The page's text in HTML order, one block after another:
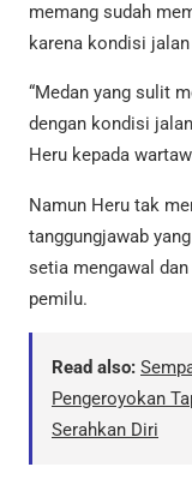
memang sudah
karena kondisi
“Medan yang sulit
dengan kondisi
Heru kepada
Namun Heru tak
tanggungjawab
setia mengawal
pemilu.
Read also:
Pengeroyokan
Serahkan Diri